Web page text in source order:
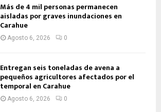
Más de 4 mil personas permanecen
aisladas por graves inundaciones en
Carahue
Agosto 6, 2026 0
Entregan seis toneladas de avena a
pequeños agricultores afectados por el
temporal en Carahue
Agosto 6, 2026 0